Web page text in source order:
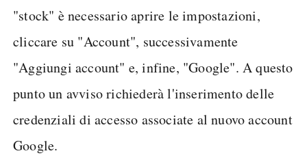
"stock" è necessario aprire le impostazioni,
cliccare su "Account", successivamente
"Aggiungi account" e, infine, "Google". A questo
punto un avviso richiederà l'inserimento delle
credenziali di accesso associate al nuovo account
Google.